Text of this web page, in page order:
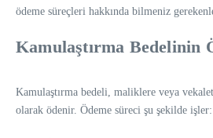
ödeme süreçleri hakkında bilmeniz
Kamulaştırma Bedelinin
Kamulaştırma bedeli, maliklere veya
olarak ödenir. Ödeme süreci şu şekilde işler: